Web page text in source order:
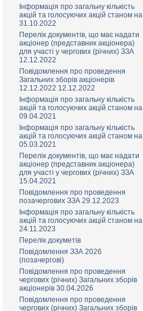
Інформація про загальну кількість
акцій та голосуючих акцій станом на
31.10.2022
Перелік документів, що має надати
акціонер (представник акціонера)
для участі у чергових (річних) ЗЗА
12.12.2022
Повідомлення про проведення
Загальних зборів акціонерів
12.12.2022 12.12.2022
Інформація про загальну кількість
акцій та голосуючих акцій станом на
09.04.2021
Інформація про загальну кількість
акцій та голосуючих акцій станом на
05.03.2021
Перелік документів, що має надати
акціонер (представник акціонера)
для участі у чергових (річних) ЗЗА
15.04.2021
Повідомлення про проведення
позачергових ЗЗА 29.12.2023
Інформація про загальну кількість
акцій та голосуючих акцій станом на
24.11.2023
Перелік докуметів
Повідомлення ЗЗА 2026
(позачерговi)
Повідомлення про проведення
чергових (річних) Загальних зборів
акціонерів 30.04.2026
Повідомлення про проведення
чергових (річних) Загальних зборів